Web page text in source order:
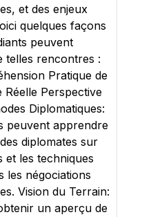
et des enjeux
quelques façons
peuvent
telles rencontres :
Pratique de
Réelle Perspective
Diplomatiques:
peuvent apprendre
diplomates sur
et les techniques
les négociations
Vision du Terrain:
un aperçu de